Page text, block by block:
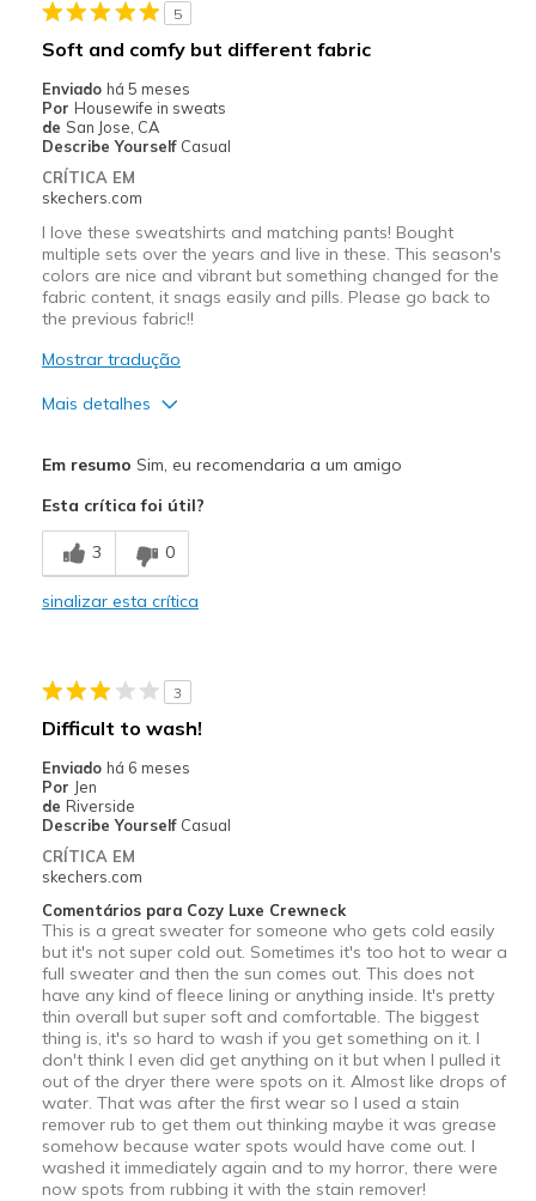
Melhores utilizações
Width
Feels true to width
Sizing
Feels true to size
5
Soft and comfy but different fabric
Enviado há 5 meses
Por Housewife in sweats
de San Jose, CA
Describe Yourself Casual
CRÍTICA EM
skechers.com
I love these sweatshirts and matching pants! Bought
multiple sets over the years and live in these. This season's
colors are nice and vibrant but something changed for the
fabric content, it snags easily and pills. Please go back to
the previous fabric!!
Mostrar tradução
Mais detalhes
Contras
Wear Out Quickly
Feels true to width
Sizing
Feels true to size
Em resumo Sim, eu recomendaria a um amigo
Esta crítica foi útil?
3 0
sinalizar esta crítica
3
Difficult to wash!
Enviado há 6 meses
Por Jen
de Riverside
Describe Yourself Casual
CRÍTICA EM
skechers.com
Comentários para Cozy Luxe Crewneck
This is a great sweater for someone who gets cold easily
but it's not super cold out. Sometimes it's too hot to wear a
full sweater and then the sun comes out. This does not
have any kind of fleece lining or anything inside. It's pretty
thin overall but super soft and comfortable. The biggest
thing is, it's so hard to wash if you get something on it. I
don't think I even did get anything on it but when I pulled it
out of the dryer there were spots on it. Almost like drops of
water. That was after the first wear so I used a stain
remover rub to get them out thinking maybe it was grease
somehow because water spots would have come out. I
washed it immediately again and to my horror, there were
now spots from rubbing it with the stain remover!